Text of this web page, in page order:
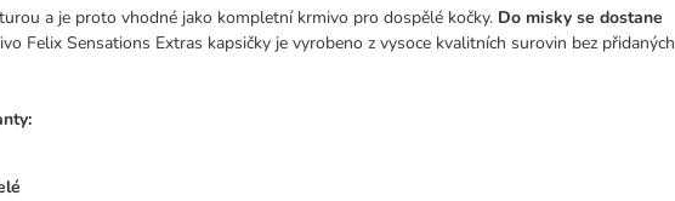
a je proto vhodné jako kompletní krmivo pro dospělé kočky. Do misky se dostane
Felix Sensations Extras kapsičky je vyrobeno z vysoce kvalitních surovin bez přidaných